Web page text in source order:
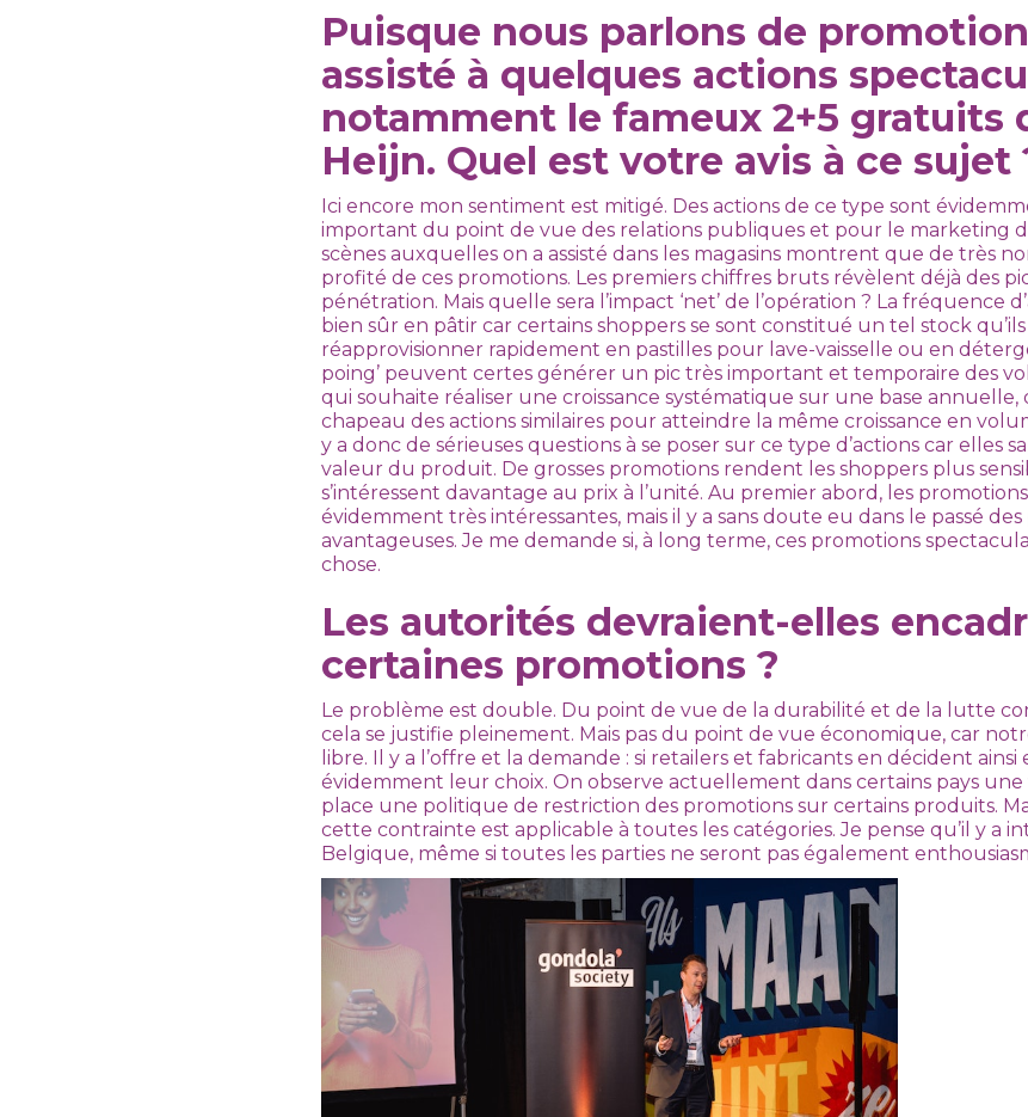
Puisque nous parlons de
assisté à quelques actions
notamment le fameux 2+5 gratuits
Heijn. Quel est votre avis à ce sujet
Ici encore mon sentiment est mitigé. Des actions de ce type sont
important du point de vue des relations publiques et pour le marketing
scènes auxquelles on a assisté dans les magasins montrent que de très
profité de ces promotions. Les premiers chiffres bruts révèlent déjà des
pénétration. Mais quelle sera l’impact ‘net’ de l’opération ? La fréquence
bien sûr en pâtir car certains shoppers se sont constitué un tel stock qu’ils
réapprovisionner rapidement en pastilles pour lave-vaisselle ou en
poing’ peuvent certes générer un pic très important et temporaire des
qui souhaite réaliser une croissance systématique sur une base annuelle,
chapeau des actions similaires pour atteindre la même croissance en
y a donc de sérieuses questions à se poser sur ce type d’actions car elles
valeur du produit. De grosses promotions rendent les shoppers plus
s’intéressent davantage au prix à l’unité. Au premier abord, les
évidemment très intéressantes, mais il y a sans doute eu dans le passé des
avantageuses. Je me demande si, à long terme, ces promotions
chose.
Les autorités devraient-elles
certaines promotions ?
Le problème est double. Du point de vue de la durabilité et de la lutte
cela se justifie pleinement. Mais pas du point de vue économique, car
libre. Il y a l’offre et la demande : si retailers et fabricants en décident ainsi
évidemment leur choix. On observe actuellement dans certains pays
place une politique de restriction des promotions sur certains produits.
cette contrainte est applicable à toutes les catégories. Je pense qu’il y a
Belgique, même si toutes les parties ne seront pas également